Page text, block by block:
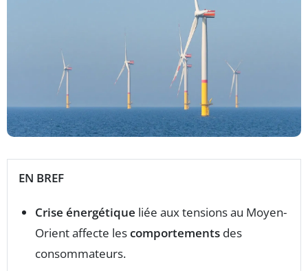
EN BREF
Crise énergétique liée aux tensions au Moyen-
Orient affecte lescomportements des
consommateurs.